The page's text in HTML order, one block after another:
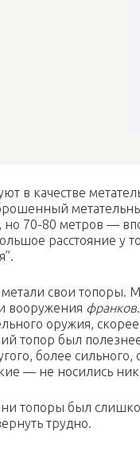
в качестве
но 70-80 метров —
расстояние у
метали свои топоры.
вооружения франков
оружия,
топор был
более
— не носились
топоры был
трудно.